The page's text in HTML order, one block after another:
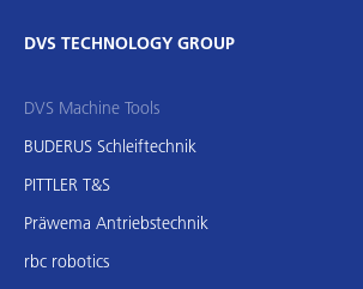
DVS TECHNOLOGY GROUP
DVS Machine Tools
BUDERUS Schleiftechnik
PITTLER T&S
Präwema Antriebstechnik
rbc robotics